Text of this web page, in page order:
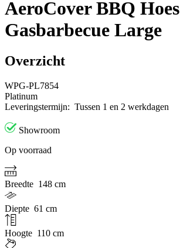
AeroCover BBQ Hoes
Gasbarbecue Large
Overzicht
WPG-PL7854
Platinum
Leveringstermijn: Tussen 1 en 2 werkdagen
Showroom
Op voorraad
Breedte 148 cm
Diepte 61 cm
Hoogte 110 cm